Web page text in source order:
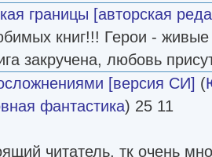
границы [авторская
книг!!! Герои -
закручена, любовь
[версия СИ] (
фантастика) 25 11
читатель, тк очень